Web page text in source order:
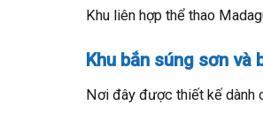
Khu liên hợp thể thao
Khu bắn súng sơn và
Nơi đây được thiết kế dành